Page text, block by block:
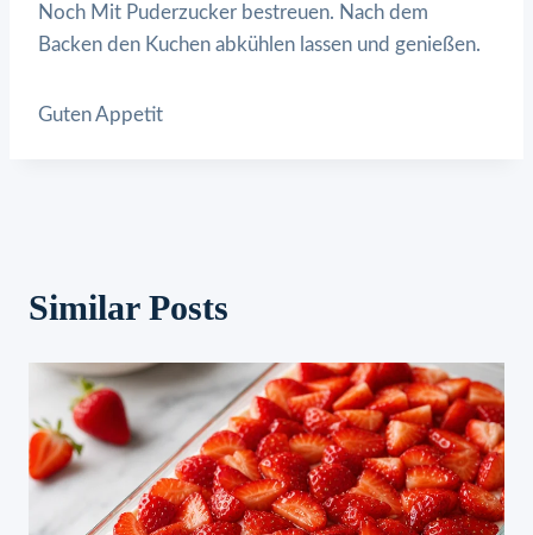
Noch Mit Puderzucker bestreuen. Nach dem
Backen den Kuchen abkühlen lassen und genießen.
Guten Appetit
Similar Posts